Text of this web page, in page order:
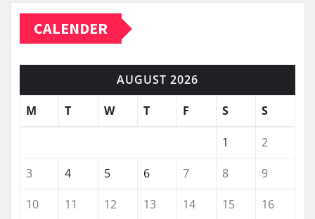
CALENDER
AUGUST 2026
M
T W T F S S
1
2
3
4 5 6 7 8
9
10
11 12 13 14 15
16